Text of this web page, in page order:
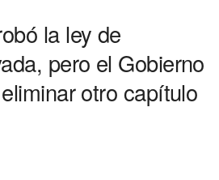
la ley de
pero el Gobierno
otro capítulo